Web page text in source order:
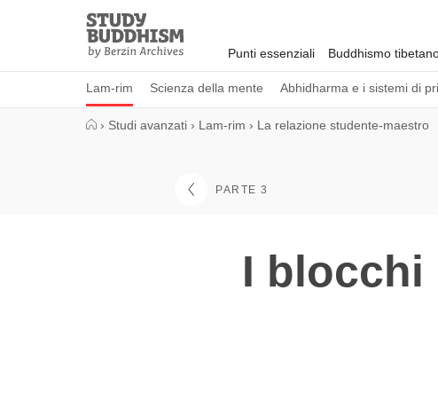
Study
Buddhism
Home
Punti essenziali Buddhismo
Lam-rim Scienza della mente Abhidharma e i sistemi di
› Studi avanzati › Lam-rim › La relazione studente-maestro
PARTE 3
I blocchi